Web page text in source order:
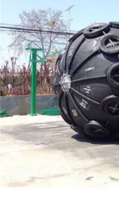
সাইট
ম্যাপ
PRIVACY
POLICY